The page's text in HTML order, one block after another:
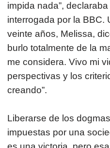
impida nada”,
interrogada por la BBC.
veinte años, Melissa,
burlo totalmente de la
me considera. Vivo mi
perspectivas y los
creando”.
Liberarse de los
impuestas por una